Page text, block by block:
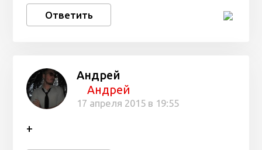
Ответить
Андрей
Андрей
17 апреля 2015 в 19:55
+